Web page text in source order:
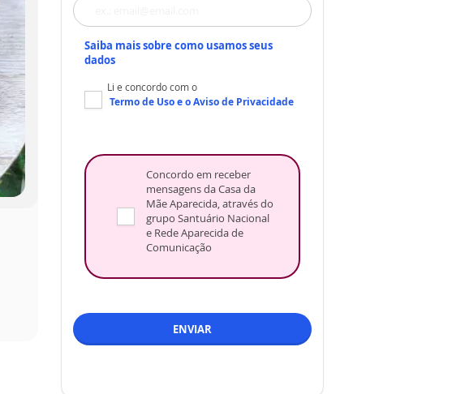
Saiba mais sobre como usamos seus
dados
Li e concordo com o
Termo de Usoe oAviso de Privacidade
Concordo em receber
mensagens da Casa da
Mãe Aparecida, através do
grupo Santuário Nacional
e Rede Aparecida de
Comunicação
ENVIAR